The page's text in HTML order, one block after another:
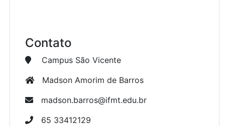
Contato
Campus São Vicente
Madson Amorim de Barros
madson.barros@ifmt.edu.br
65 33412129